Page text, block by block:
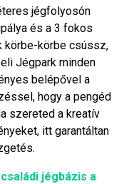
jégfolyosón
és a 3 fokos
körbe-körbe csússz,
Jégpark minden
belépővel a
hogy a pengéd
szereted a kreatív
itt garantáltan
jégbázis a